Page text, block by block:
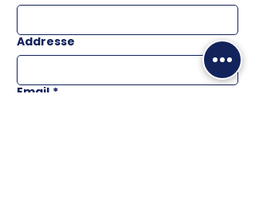
Addresse
Email *